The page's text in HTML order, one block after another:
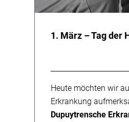
1. März – Tag der
Heute möchten wir
Erkrankung
Dupuytrensche